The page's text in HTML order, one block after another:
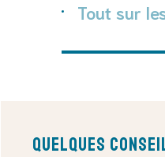
Tout sur
Quelques